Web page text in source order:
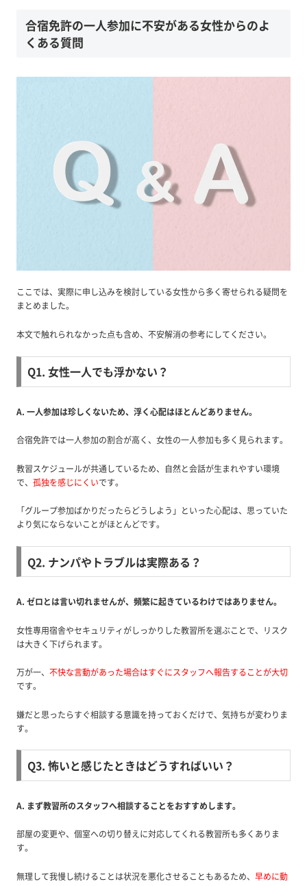
合宿免許の一人参加に不安がある女性からのよ
くある質問
ここでは、実際に申し込みを検討している女性から多く寄せられる疑問を
まとめました。
本文で触れられなかった点も含め、不安解消の参考にしてください。
Q1. 女性一人でも浮かない？
A. 一人参加は珍しくないため、浮く心配はほとんどありません。
合宿免許では一人参加の割合が高く、女性の一人参加も多く見られます。
教習スケジュールが共通しているため、自然と会話が生まれやすい環境
で、 孤独を感じにくいです。
「グループ参加ばかりだったらどうしよう」といった心配は、思っていた
より気にならないことがほとんどです。
Q2. ナンパやトラブルは実際ある？
A. ゼロとは言い切れませんが、頻繁に起きているわけではありません。
女性専用宿舎やセキュリティがしっかりした教習所を選ぶことで、リスク
は大きく下げられます。
万が一、 不快な言動があった場合はすぐにスタッフへ報告することが大切
です。
嫌だと思ったらすぐ相談する意識を持っておくだけで、気持ちが変わりま
す。
Q3. 怖いと感じたときはどうすればいい？
A. まず教習所のスタッフへ相談することをおすすめします。
部屋の変更や、個室への切り替えに対応してくれる教習所も多くありま
す。
無理して我慢し続けることは状況を悪化させることもあるため、 早めに動